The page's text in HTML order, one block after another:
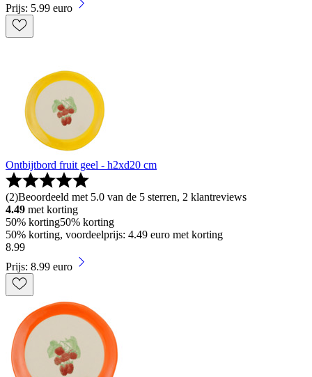
Prijs: 5.99 euro
Ontbijtbord fruit geel - h2xd20 cm
(2)Beoordeeld met 5.0 van de 5 sterren, 2 klantreviews
4.49 met korting
50% korting50% korting
50% korting, voordeelprijs: 4.49 euro met korting
8.99
Prijs: 8.99 euro